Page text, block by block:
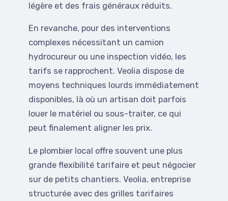
légère et des frais généraux réduits.
En revanche, pour des interventions
complexes nécessitant un camion
hydrocureur ou une inspection vidéo, les
tarifs se rapprochent. Veolia dispose de
moyens techniques lourds immédiatement
disponibles, là où un artisan doit parfois
louer le matériel ou sous-traiter, ce qui
peut finalement aligner les prix.
Le plombier local offre souvent une plus
grande flexibilité tarifaire et peut négocier
sur de petits chantiers. Veolia, entreprise
structurée avec des grilles tarifaires